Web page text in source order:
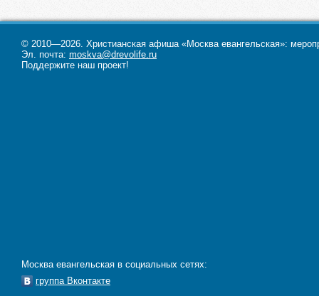
© 2010—2026. Христианская афиша «Москва евангельская»:
Эл. почта: moskva@drevolife.ru
Поддержите наш проект!
Москва евангельская в социальных сетях:
группа Вконтакте